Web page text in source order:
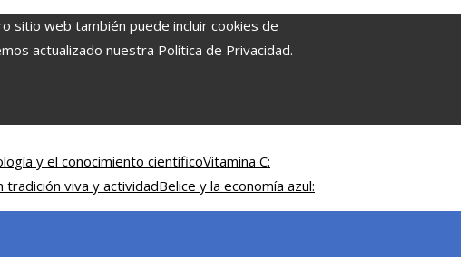
sitio web también puede incluir cookies de
actualizado nuestra Política de Privacidad.
y el conocimiento científicoVitamina C:
viva y actividadBelice y la economía azul: